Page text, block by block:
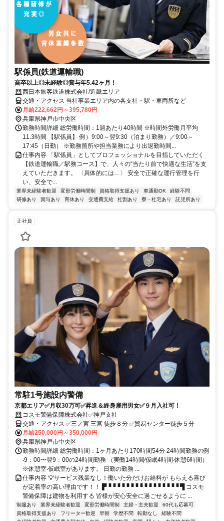
駅係員(鉄道運輸職)
高卒以上◎未経験◎賞与年5.42ヶ月！
西日本旅客鉄道株式会社/近畿エリア
交通・アクセス 当社事業エリア内の各支社・駅・車両所など
月給222,662円～395,780円
兵庫県神戸市中央区
勤務時間詳細 総労働時間：1週あたり40時間 ※時間外労働月平均
11.3時間 【駅係員】 例）9:00～翌9:30（泊まり勤務）／9:00～
17:45（日勤） ※勤務箇所や担当業務により出退勤時間...
仕事内容 「駅係員」としてプロフェッショナルを目指していただく
【鉄道運輸職／駅務コース】で、人々の“当たり前で快適な生活”を支
えていただきます。 〈具体的には…〉 安全で正確な運行管理を行
い、安全で...
業界未経験者歓迎 変形労働時間制 資格取得支援あり 車通勤OK
経験不問
研修あり
賞与あり 育休あり 交通費支給 社割あり 寮・社宅あり 託児所あり
正社員
常駐1号施設内警備
京都エリア✅月収30万可✅昇進＆終身雇用男女✅９月入社可！
コスモ警備保障株式会社✅神戸支社
交通・アクセス ✅三ノ宮 三宮 徒歩８分 ✅貿易センター徒歩５分
月給250,000円～350,000円
兵庫県神戸市中央区
勤務時間詳細 総労働時間：1ヶ月あたり170時間54分 24時間勤務の例
‧9：00〜翌9：00の24時間勤務 （実働14時間∕仮眠4時間‧休憩6時間）
※休憩室‧仮眠室があります。 ⽇勤の勤務 ...
仕事内容 💡サービス残業なし！働いた分だけお給料が もらえる喜び
が定着率の高い理由です！！ ▛▝▝▝▝▝▝▝▝▝▝▝▝▝▝▝▝ ▜ コスモ
警備保障は建物を利用する 皆様が安心安全に過ごせるように ...
制服あり 業界未経験者歓迎 変形労働時間制 主婦・主夫歓迎
60代も応募可
資格取得支援あり
フリーター歓迎 早朝 学歴不問 転勤なし
経験不問